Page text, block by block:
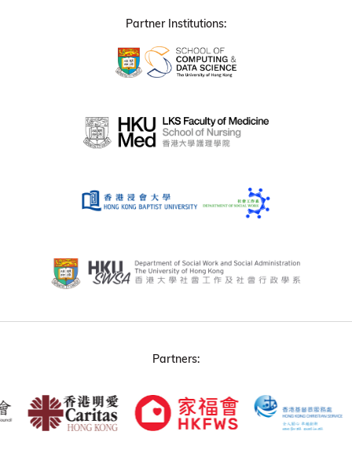
Partner Institutions:
Partners: